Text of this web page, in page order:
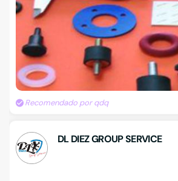
Recomendado por qdq
DL DIEZ GROUP SERVICE